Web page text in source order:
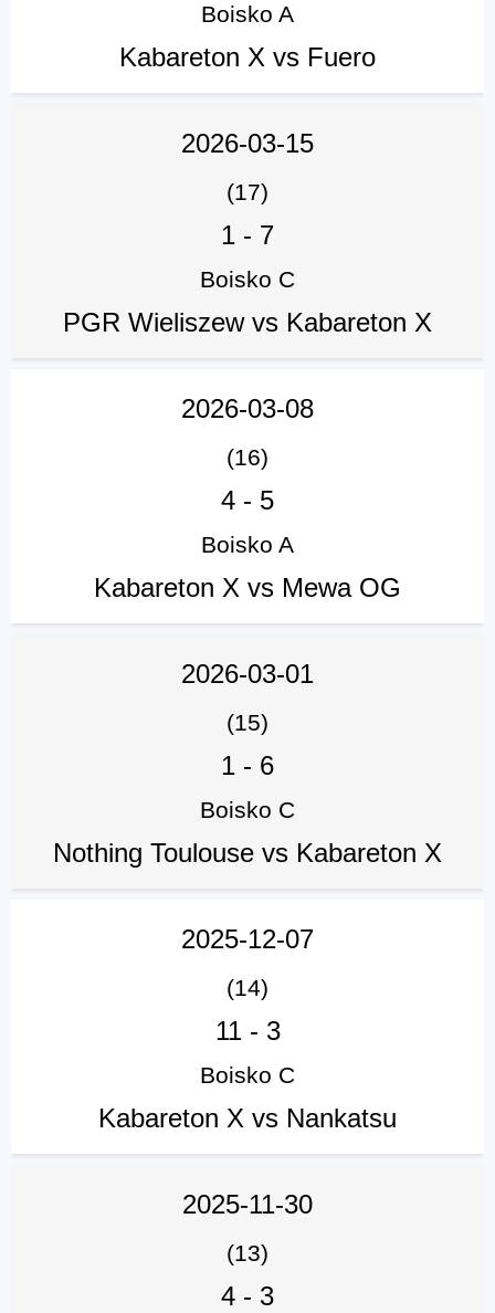
Boisko A
Kabareton X vs Fuero
2026-03-15
(17)
1 - 7
Boisko C
PGR Wieliszew vs Kabareton X
2026-03-08
(16)
4 - 5
Boisko A
Kabareton X vs Mewa OG
2026-03-01
(15)
1 - 6
Boisko C
Nothing Toulouse vs Kabareton X
2025-12-07
(14)
11- 3
Boisko C
Kabareton X vs Nankatsu
2025-11-30
(13)
4 - 3